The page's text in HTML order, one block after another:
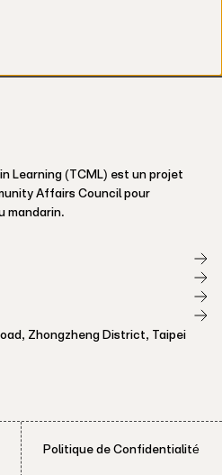
Learning (TCML) est un projet
Affairs Council pour
mandarin.
Zhongzheng District, Taipei
Politique de Confidentialité